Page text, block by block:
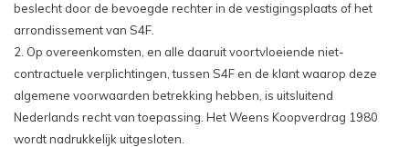
beslecht door de bevoegde rechter in de vestigingsplaats of het
arrondissement van S4F.
2. Op overeenkomsten, en alle daaruit voortvloeiende niet-
contractuele verplichtingen, tussen S4F en de klant waarop deze
algemene voorwaarden betrekking hebben, is uitsluitend
Nederlands recht van toepassing. Het Weens Koopverdrag 1980
wordt nadrukkelijk uitgesloten.